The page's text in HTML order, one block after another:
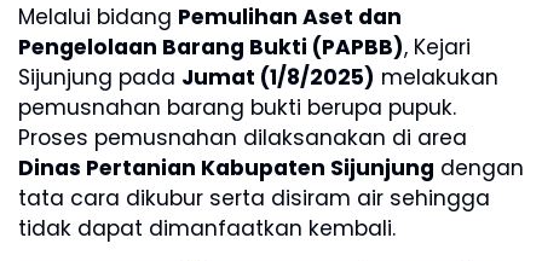
Melalui bidang Pemulihan Aset dan
Pengelolaan Barang Bukti (PAPBB), Kejari
Sijunjung pada Jumat (1/8/2025) melakukan
pemusnahan barang bukti berupa pupuk.
Proses pemusnahan dilaksanakan di area
Dinas Pertanian Kabupaten Sijunjung dengan
tata cara dikubur serta disiram air sehingga
tidak dapat dimanfaatkan kembali.